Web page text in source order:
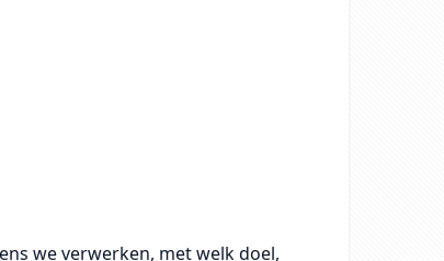
we verwerken, met welk doel,